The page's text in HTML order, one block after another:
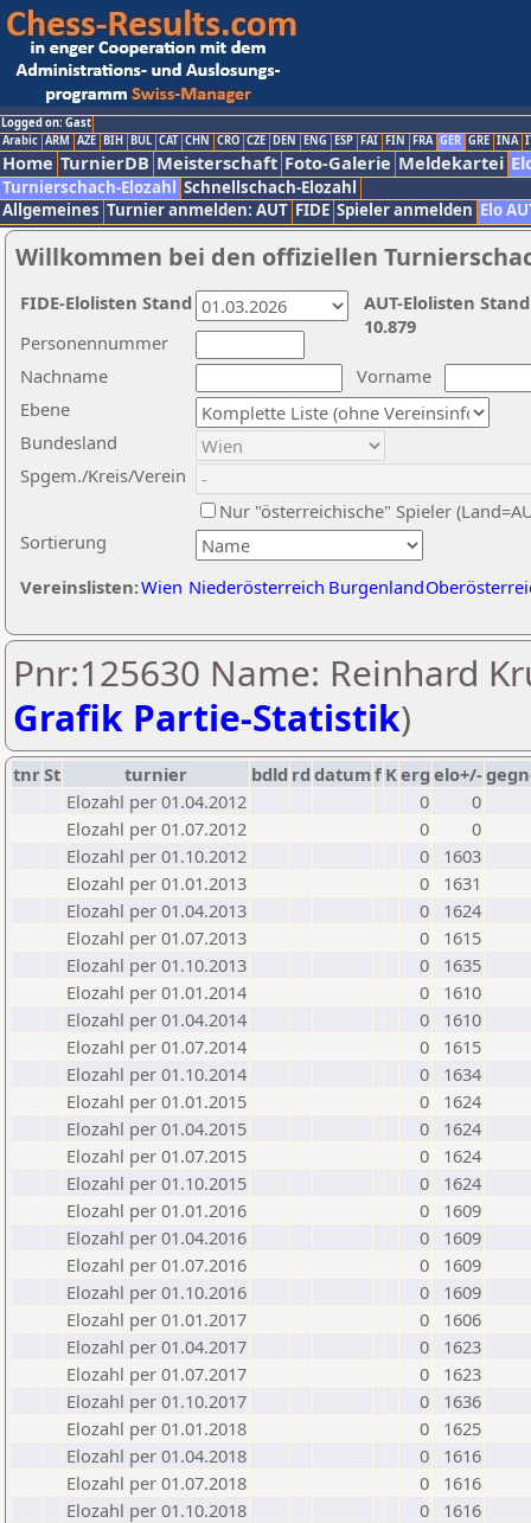
Logged on: Gast
Arabic ARM AZE BIH BUL CAT CHN CRO CZE DEN ENG ESP FAI FIN FRA GER GRE INA
Home TurnierDB Meisterschaft Foto-Galerie Meldekartei
Turnierschach-Elozahl Schnellschach-Elozahl
Allgemeines Turnier anmelden: AUT FIDE Spieler anmelden Elo
Willkommen bei den offiziellen
Nachname
Vorname
Ebene
Sortierung
Personennummer
Bundesland
Spgem./Kreis/Verein
Nur "österreichische" Spieler
Vereinslisten:Wien Niederösterreich Burgenland
AUT-Elolisten
10.879
FIDE-Elolisten Stand
Pnr:125630 Name: Reinhard
Grafik Partie-Statistik)
tnrSt turnier bdld rd datumf Kerg elo+/-
Elozahl per 01.04.2012
0
0
Elozahl per 01.07.2012
0
0
Elozahl per 01.10.2012
0
1603
Elozahl per 01.01.2013
0
1631
Elozahl per 01.04.2013
0
1624
Elozahl per 01.07.2013
0
1615
Elozahl per 01.10.2013
0
1635
Elozahl per 01.01.2014
0
1610
Elozahl per 01.04.2014
0
1610
Elozahl per 01.07.2014
0
1615
Elozahl per 01.10.2014
0
1634
Elozahl per 01.01.2015
0
1624
Elozahl per 01.04.2015
0
1624
Elozahl per 01.07.2015
0
1624
Elozahl per 01.10.2015
0
1624
Elozahl per 01.01.2016
0
1609
Elozahl per 01.04.2016
0
1609
Elozahl per 01.07.2016
0
1609
Elozahl per 01.10.2016
0
1609
Elozahl per 01.01.2017
0
1606
Elozahl per 01.04.2017
0
1623
Elozahl per 01.07.2017
0
1623
Elozahl per 01.10.2017
0
1636
Elozahl per 01.01.2018
0
1625
Elozahl per 01.04.2018
0
1616
Elozahl per 01.07.2018
0
1616
Elozahl per 01.10.2018
0
1616